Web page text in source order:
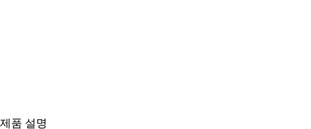
제품 설명